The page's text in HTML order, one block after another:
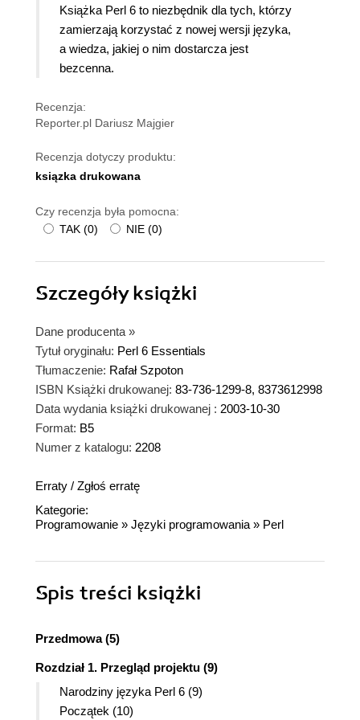
Książka Perl 6 to niezbędnik dla tych, którzy
zamierzają korzystać z nowej wersji języka,
a wiedza, jakiej o nim dostarcza jest
bezcenna.
Recenzja:
Reporter.pl Dariusz Majgier
Recenzja dotyczy produktu:
ksiązka drukowana
Czy recenzja była pomocna:
TAK (0) NIE (0)
Szczegółyksiążki
Dane producenta »
Tytuł oryginału: Perl 6 Essentials
Tłumaczenie: Rafał Szpoton
ISBN Książki drukowanej: 83-736-1299-8, 8373612998
Data wydania książki drukowanej : 2003-10-30
Format: B5
Numer z katalogu: 2208
Erraty / Zgłoś erratę
Kategorie:
Programowanie » Języki programowania » Perl
Spis treści książki
Przedmowa (5)
Rozdział 1. Przegląd projektu (9)
Narodziny języka Perl 6 (9)
Początek (10)